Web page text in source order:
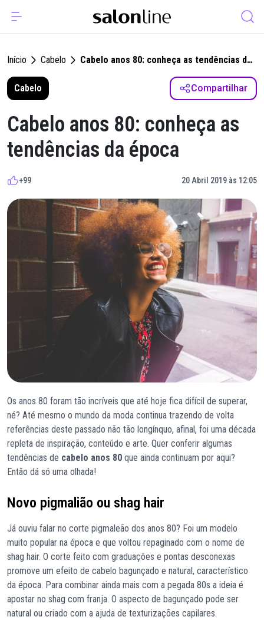
Início Cabelo
Cabelo anos 80: conheça as tendências da
Cabelo
Compartilhar
Cabelo anos 80: conheça as
tendências da época
+99 20 Abril 2019 às 12:05
Os anos 80 foram tão incríveis que até hoje fica difícil de superar,
né? Até mesmo o mundo da moda continua trazendo de volta
referências deste passado não tão longínquo, afinal, foi uma década
repleta de inspiração, conteúdo e arte. Quer conferir algumas
tendências de cabelo anos 80 que ainda continuam por aqui?
Então dá só uma olhada!
Novo pigmalião ou shag hair
Já ouviu falar no corte pigmaleão dos anos 80? Foi um modelo
muito popular na época e que voltou repaginado com o nome de
shag hair. O corte feito com graduações e pontas desconexas
promove um efeito de cabelo bagunçado e natural, característico
da época. Para combinar ainda mais com a pegada 80s a ideia é
apostar no shag com franja. O aspecto de bagunçado pode ser
natural ou criado com a ajuda de texturizações capilares.